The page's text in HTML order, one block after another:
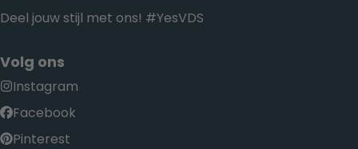
Deel jouw stijl met ons! #YesVDS
Volg ons
Instagram
Facebook
Pinterest